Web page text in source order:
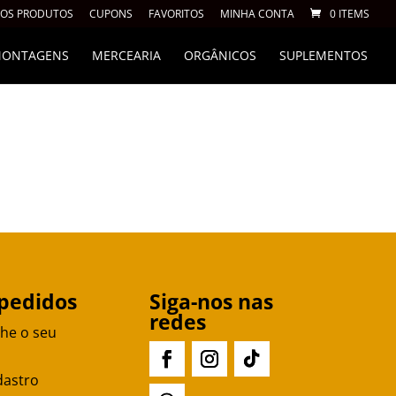
PRODUTOS CUPONS FAVORITOS MINHA CONTA 0 ITEMS
MERCEARIA ORGÂNICOS SUPLEMENTOS
o seu
Siga-nos nas
redes